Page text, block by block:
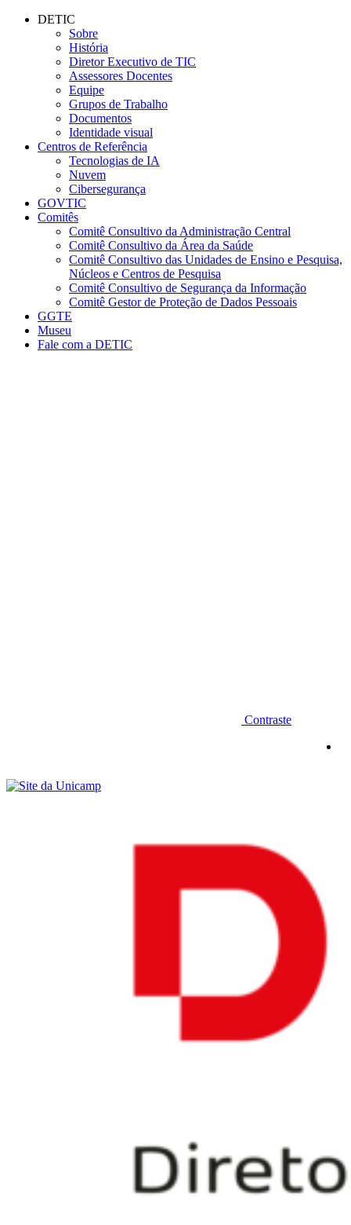
Conteúdo principal
DETIC
Sobre
História
Diretor Executivo de TIC
Assessores Docentes
Equipe
Grupos de Trabalho
Documentos
Identidade visual
Centros de Referência
Tecnologias de IA
Nuvem
Cibersegurança
GOVTIC
Comitês
Comitê Consultivo da Administração Central
Comitê Consultivo da Área da Saúde
Comitê Consultivo das Unidades de Ensino e Pesquisa,
Núcleos e Centros de Pesquisa
Comitê Consultivo de Segurança da Informação
Comitê Gestor de Proteção de Dados Pessoais
GGTE
Museu
Fale com a DETIC
Contraste